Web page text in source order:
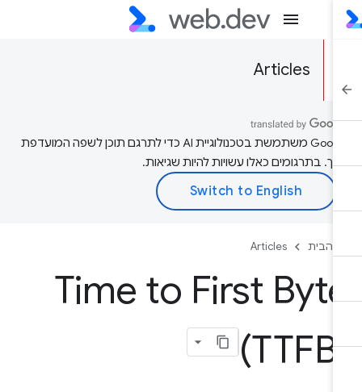
Articles
‫Google משתמשת בטכנולוגיית AI כדי לתרגם תוכן לשפה המועדפת
בתרגומים כאלו עשויות להיות שגיאות.
הבית Articles
Time to First